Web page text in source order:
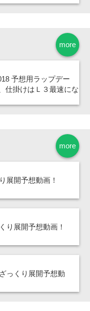
more
予想用ラップデー
仕掛けはＬ３最速にな
more
展開予想動画！
り展開予想動画！
っくり展開予想動